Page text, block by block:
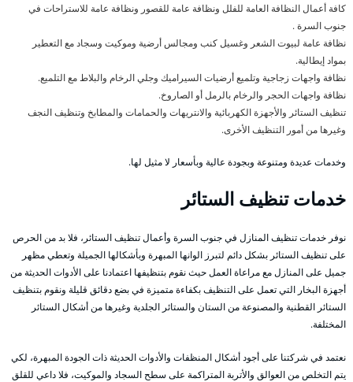
كافة أعمال النظافة العامة للفلل ونظافة عامة للقصور ونظافة عامة للاستراحات في
جنوب السرة .
نظافة عامة لبيوت الشعر وغسيل كنب ومجالس أرضية وموكيت وسجاد مع التعطير
بمواد إيطالية.
نظافة واجهات زجاجية وتلميع أرضيات السيراميك وجلي الرخام والبلاط مع التلميع.
نظافة واجهات الحجر والرخام بالرمل أو الصاروخ.
تنظيف الستائر والأجهزة الكهربائية والانتريهات والحمامات والمطابخ وتنظيف النجف
وغيرها من أمور التنظيف الأخرى.
وخدمات عديدة ومتنوعة وبجودة عالية وبأسعار لا مثيل لها.
خدمات تنظيف الستائر
نوفر خدمات تنظيف المنازل في جنوب السرة وأعمال تنظيف الستائر، فلا بد من الحرص
على تنظيف الستائر بشكل دائم لتبرز الوانها المبهرة وبأشكالها الجميلة وتعطي مظهر
جميل على المنازل مع مراعاة العمل حيث نقوم بتنظيفها اعتمادنا على الأدوات الحديثة من
أجهزة البخار التي تعمل على التنظيف بكفاءة متميزة في بضع دقائق قليلة ونقوم بتنظيف
الستائر القطنية والمصنوعة من الستان والستائر الجلدية وغيرها من أشكال الستائر
المختلفة.
نعتمد في شركتنا على أجود أشكال المنظفات والأدوات الحديثة ذات الجودة المبهرة، لكي
يتم التخلص من العوالق والأتربة المتراكمة على سطح السجاد والموكيت، فلا داعي للقلق